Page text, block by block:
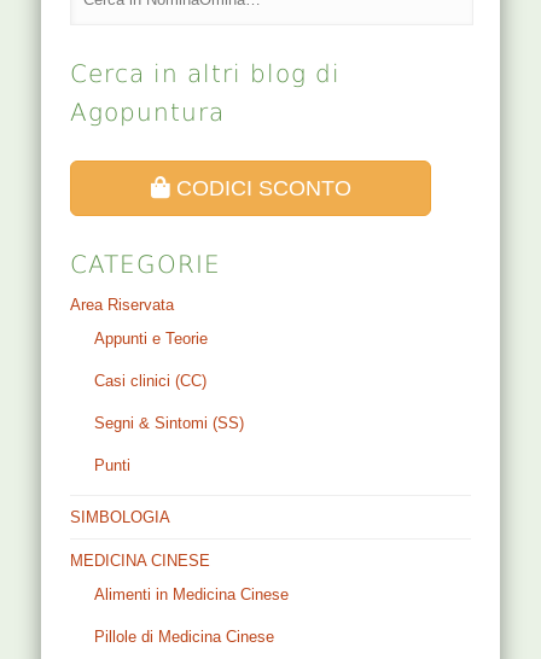
Cerca in altri blog di
Agopuntura
CODICI SCONTO
CATEGORIE
Area Riservata
Appunti e Teorie
Casi clinici (CC)
Segni & Sintomi (SS)
Punti
SIMBOLOGIA
MEDICINA CINESE
Alimenti in Medicina Cinese
Pillole di Medicina Cinese